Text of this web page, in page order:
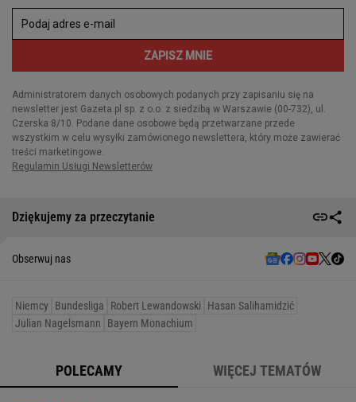
Dziękujemy za przeczytanie
Obserwuj nas
Niemcy Bundesliga Robert Lewandowski
Hasan Salihamidzić
Julian Nagelsmann
Bayern Monachium
POLECAMY WIĘCEJ TEMATÓW